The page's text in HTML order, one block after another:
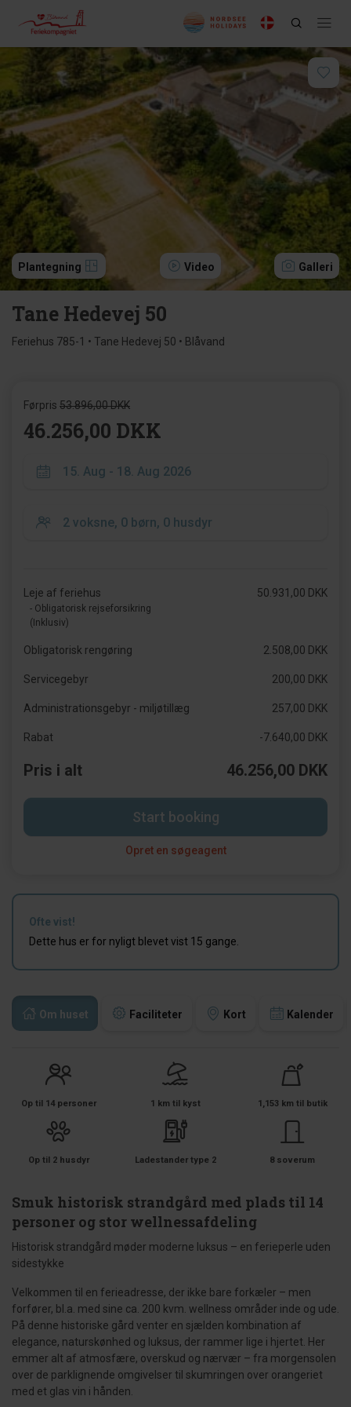
Plantegning Video Galleri
Tane Hedevej 50
Feriehus 785-1 • Tane Hedevej 50 • Blåvand
Om huset Faciliteter Kort Kalender
Op til 14 personer 1 km til kyst 1,153 km til butik
Op til 2 husdyr Ladestander type 2 8 soverum
Smuk historisk strandgård med plads til 14
personer og stor wellnessafdeling
Historisk strandgård møder moderne luksus – en ferieperle uden
sidestykke
Velkommen til en ferieadresse, der ikke bare forkæler – men
forfører, bl.a. med sine ca. 200 kvm. wellness områder inde og ude.
På denne historiske gård venter en sjælden kombination af
elegance, naturskønhed og luksus, der rammer lige i hjertet. Her
emmer alt af atmosfære, overskud og nærvær – fra morgensolen
over de parklignende omgivelser til skumringen over orangeriet
med et glas vin i hånden.
Førpris 53.896,00 DKK
46.256,00 DKK
Leje af feriehus
- Obligatorisk rejseforsikring
(Inklusiv)
50.931,00 DKK
Obligatorisk rengøring 2.508,00 DKK
Servicegebyr 200,00 DKK
Administrationsgebyr - miljøtillæg 257,00 DKK
Rabat -7.640,00 DKK
Pris i alt 46.256,00 DKK
Start booking
Opret en søgeagent
Ofte vist!
Dette hus er for nyligt blevet vist 15 gange.